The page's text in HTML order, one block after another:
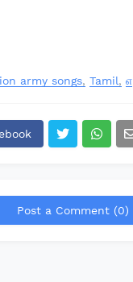
army songs Tamil எ
Post a Comment (0)